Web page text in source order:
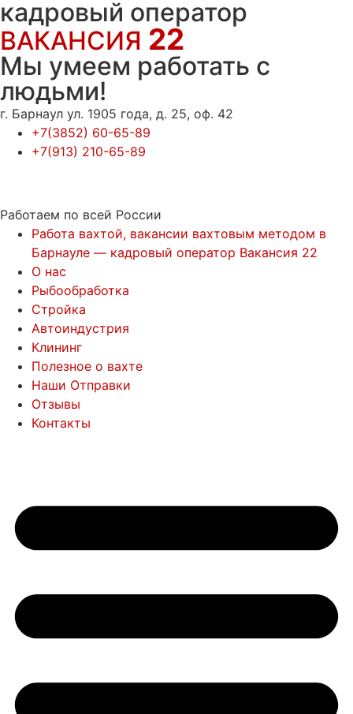
кадровый оператор
ВАКАНСИЯ 22
Мы умеем работать с
людьми!
г. Барнаул ул. 1905 года, д. 25, оф. 42
+7(3852) 60-65-89
+7(913) 210-65-89
Работаем по всей России
Работа вахтой, вакансии вахтовым методом в
Барнауле — кадровый оператор Вакансия 22
О нас
Рыбообработка
Стройка
Автоиндустрия
Клининг
Полезное о вахте
Наши Отправки
Отзывы
Контакты